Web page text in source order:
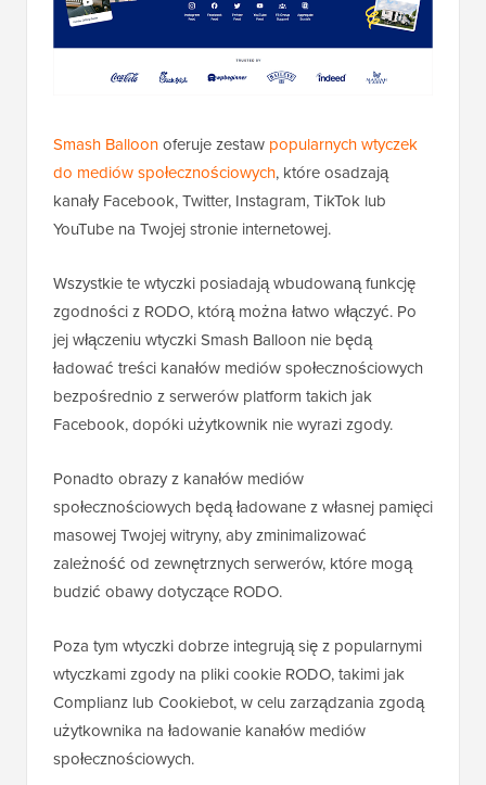
Smash Balloonoferuje zestaw popularnych wtyczek
do mediów społecznościowych, które osadzają
kanały Facebook, Twitter, Instagram, TikTok lub
YouTube na Twojej stronie internetowej.
Wszystkie te wtyczki posiadają wbudowaną funkcję
zgodności z RODO, którą można łatwo włączyć. Po
jej włączeniu wtyczki Smash Balloon nie będą
ładować treści kanałów mediów społecznościowych
bezpośrednio z serwerów platform takich jak
Facebook, dopóki użytkownik nie wyrazi zgody.
Ponadto obrazy z kanałów mediów
społecznościowych będą ładowane z własnej pamięci
masowej Twojej witryny, aby zminimalizować
zależność od zewnętrznych serwerów, które mogą
budzić obawy dotyczące RODO.
Poza tym wtyczki dobrze integrują się z popularnymi
wtyczkami zgody na pliki cookie RODO, takimi jak
Complianz lub Cookiebot, w celu zarządzania zgodą
użytkownika na ładowanie kanałów mediów
społecznościowych.